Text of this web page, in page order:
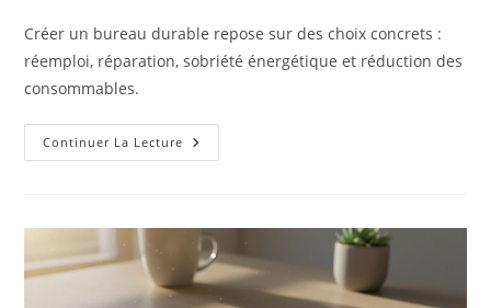
Créer un bureau durable repose sur des choix concrets :
réemploi, réparation, sobriété énergétique et réduction des
consommables.
Continuer La Lecture Comment
Créer
Quotidien